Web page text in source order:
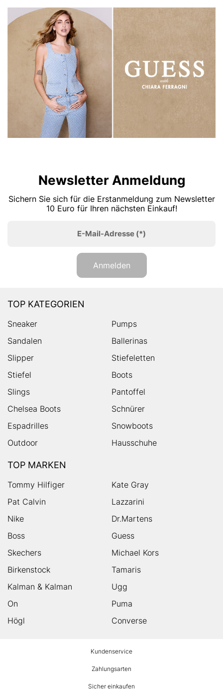
Newsletter Anmeldung
Sichern Sie sich für die Erstanmeldung zum Newsletter
10 Euro für Ihren nächsten Einkauf!
E-Mail-Adresse (*)
Anmelden
TOP KATEGORIEN
Sneaker
Pumps
Sandalen
Ballerinas
Slipper
Stiefeletten
Stiefel
Boots
Slings
Pantoffel
Chelsea Boots
Schnürer
Espadrilles
Snowboots
Outdoor
Hausschuhe
TOP MARKEN
Tommy Hilfiger
Kate Gray
Pat Calvin
Lazzarini
Nike
Dr.Martens
Boss
Guess
Skechers
Michael Kors
Birkenstock
Tamaris
Kalman & Kalman
Ugg
On
Puma
Högl
Converse
Kundenservice
Zahlungsarten
Sicher einkaufen